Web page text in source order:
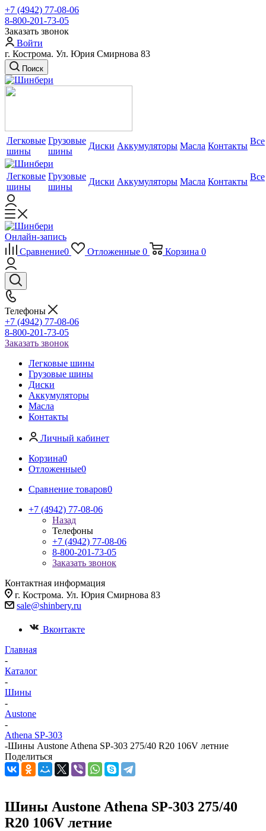
+7 (4942) 77-08-06
8-800-201-73-05
Заказать звонок
Войти
г. Кострома. Ул. Юрия Смирнова 83
Поиск
Легковые
шины
Грузовые
шины
Диски Аккумуляторы Масла Контакты Все
Легковые
шины
Грузовые
шины
Диски Аккумуляторы Масла Контакты Все
Онлайн-запись
Сравнение0 Отложенные 0 Корзина 0
Телефоны
+7 (4942) 77-08-06
8-800-201-73-05
Заказать звонок
Легковые шины
Грузовые шины
Диски
Аккумуляторы
Масла
Контакты
Личный кабинет
Корзина0
Отложенные0
Сравнение товаров0
+7 (4942) 77-08-06
Назад
Телефоны
+7 (4942) 77-08-06
8-800-201-73-05
Заказать звонок
Контактная информация
г. Кострома. Ул. Юрия Смирнова 83
sale@shinbery.ru
Вконтакте
Главная
-
Каталог
-
Шины
-
Austone
-
Athena SP-303
-Шины Austone Athena SP-303 275/40 R20 106V летние
Поделиться
Шины Austone Athena SP-303 275/40
R20 106V летние